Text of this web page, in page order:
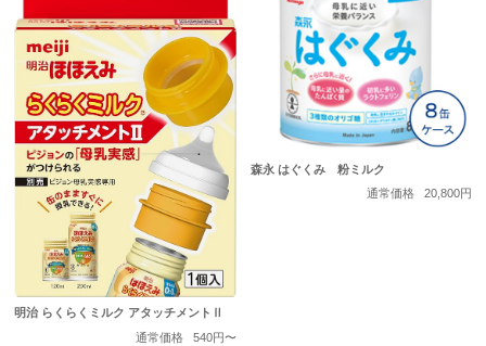
明治 らくらくミルク アタッチメントⅡ
通常価格
540円〜
森永 はぐくみ 粉ミルク
通常価格
20,800円